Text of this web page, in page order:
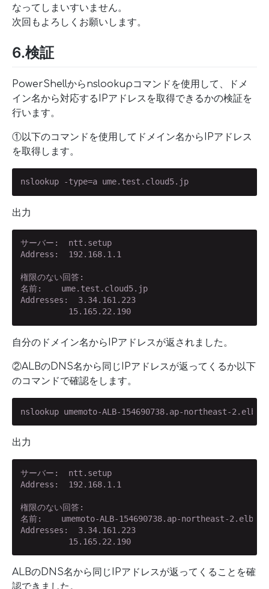
なってしまいすいません。
次回もよろしくお願いします。
6.検証
PowerShellからnslookupコマンドを使用して、ドメ
イン名から対応するIPアドレスを取得できるかの検証を
行います。
①以下のコマンドを使用してドメイン名からIPアドレス
を取得します。
nslookup -type=a ume.test.cloud5.jp
出力
サーバー:  ntt.setup
Address:  192.168.1.1
権限のない回答:
名前:    ume.test.cloud5.jp
Addresses:  3.34.161.223
          15.165.22.190
自分のドメイン名からIPアドレスが返されました。
②ALBのDNS名から同じIPアドレスが返ってくるか以下
のコマンドで確認をします。
nslookup umemoto-ALB-154690738.ap-northeast-
出力
サーバー:  ntt.setup
Address:  192.168.1.1
権限のない回答:
名前:    umemoto-ALB-154690738.ap-northeast-
Addresses:  3.34.161.223
          15.165.22.190
ALBのDNS名から同じIPアドレスが返ってくることを確
認できました。